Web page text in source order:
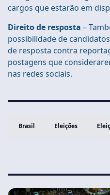
cargos que estarão em
Direito de resposta –
possibilidade de
de resposta contra
postagens que
nas redes sociais.
Brasil Eleições